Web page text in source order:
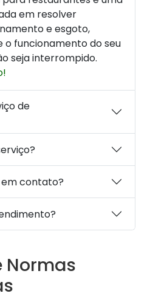
em resolver
e esgoto,
o funcionamento do seu
seja interrompido.
de
contato?
Normas